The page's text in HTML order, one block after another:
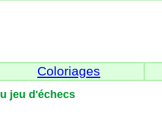
Coloriages
jeu d'échecs